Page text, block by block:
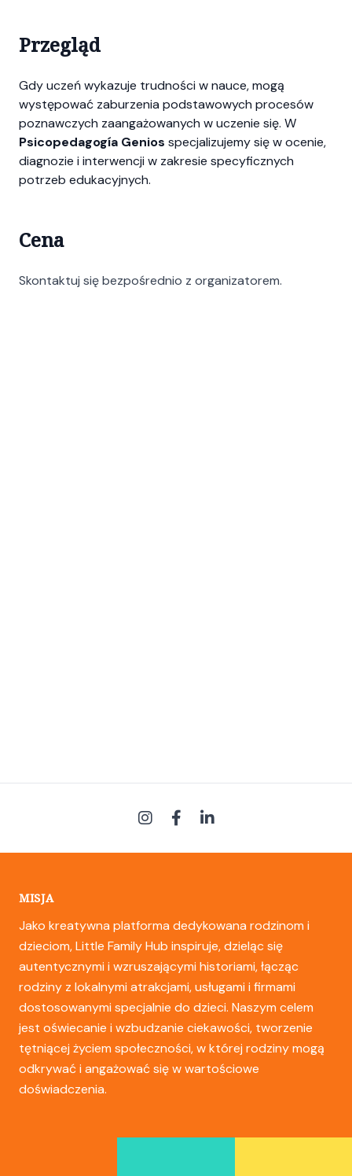
Przegląd
Gdy uczeń wykazuje trudności w nauce, mogą
występować zaburzenia podstawowych procesów
poznawczych zaangażowanych w uczenie się. W
Psicopedagogía Genios specjalizujemy się w ocenie,
diagnozie i interwencji w zakresie specyficznych
potrzeb edukacyjnych.
Cena
Skontaktuj się bezpośrednio z organizatorem.
MISJA
Jako kreatywna platforma dedykowana rodzinom i
dzieciom, Little Family Hub inspiruje, dzieląc się
autentycznymi i wzruszającymi historiami, łącząc
rodziny z lokalnymi atrakcjami, usługami i firmami
dostosowanymi specjalnie do dzieci. Naszym celem
jest oświecanie i wzbudzanie ciekawości, tworzenie
tętniącej życiem społeczności, w której rodziny mogą
odkrywać i angażować się w wartościowe
doświadczenia.